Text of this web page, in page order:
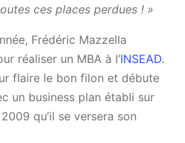
ces places perdues ! »
Frédéric Mazzella
réaliser un MBA à l’INSEAD.
flaire le bon filon et débute
un business plan établi sur
2009 qu’il se versera son